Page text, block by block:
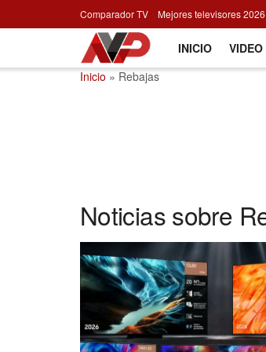
Comparador TV Mejores televisores 2026
INICIO VIDEO
Inicio » Rebajas
Noticias sobre